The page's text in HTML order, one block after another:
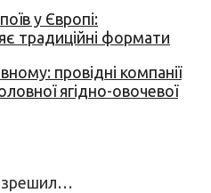
у Європі:
традиційні формати
провідні компанії
ягідно-овочевої